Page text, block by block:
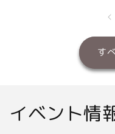
す
イベント情